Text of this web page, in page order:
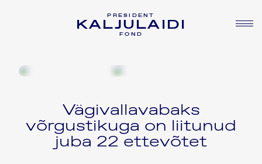
PRESIDENT
KALJULAIDI
FOND
Vägivallavabaks
võrgustikuga on liitunud
juba 22 ettevõtet